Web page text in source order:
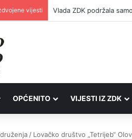
vijesti
OPĆENITO VIJESTI IZ ZDK
/ Lovačko društvo „Tetrijeb“